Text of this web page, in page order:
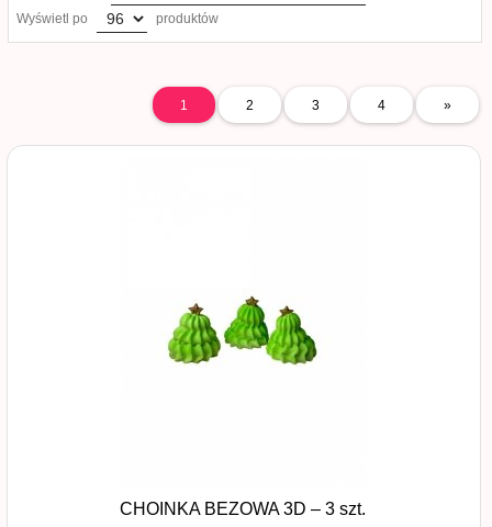
Wyświetl po pop produktów
1 2 3 4 »
CHOINKA BEZOWA 3D – 3 szt.